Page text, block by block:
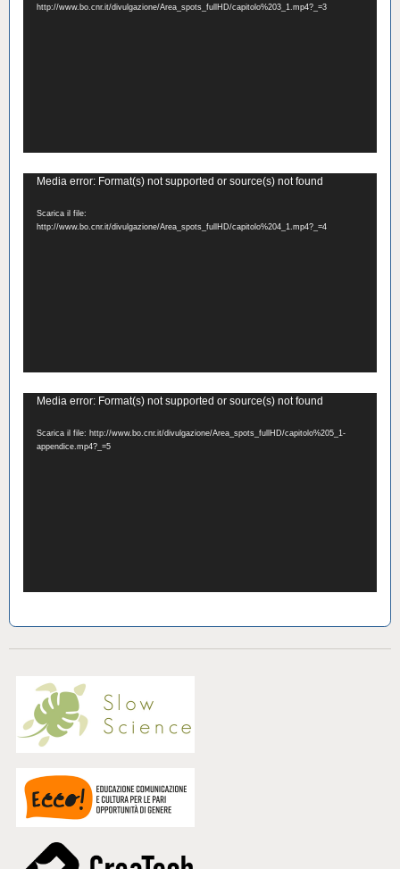
http://www.bo.cnr.it/divulgazione/Area_spots_fullHD/capitolo%203_1.mp4?_=3
Video
Media error: Format(s) not supported or source(s) not found
Scarica il file:
http://www.bo.cnr.it/divulgazione/Area_spots_fullHD/capitolo%204_1.mp4?_=4
Video
Media error: Format(s) not supported or source(s) not found
Scarica il file: http://www.bo.cnr.it/divulgazione/Area_spots_fullHD/capitolo%205_1-
appendice.mp4?_=5